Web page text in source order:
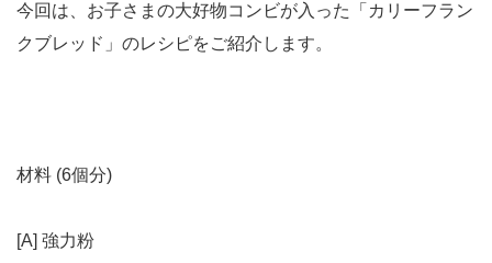
今回は、お子さまの大好物コンビが入った「カリーフラン
クブレッド」のレシピをご紹介します。
材料 (6個分)
[A] 強力粉